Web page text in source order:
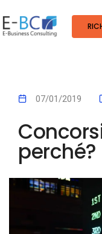
07/01/2019
perché?